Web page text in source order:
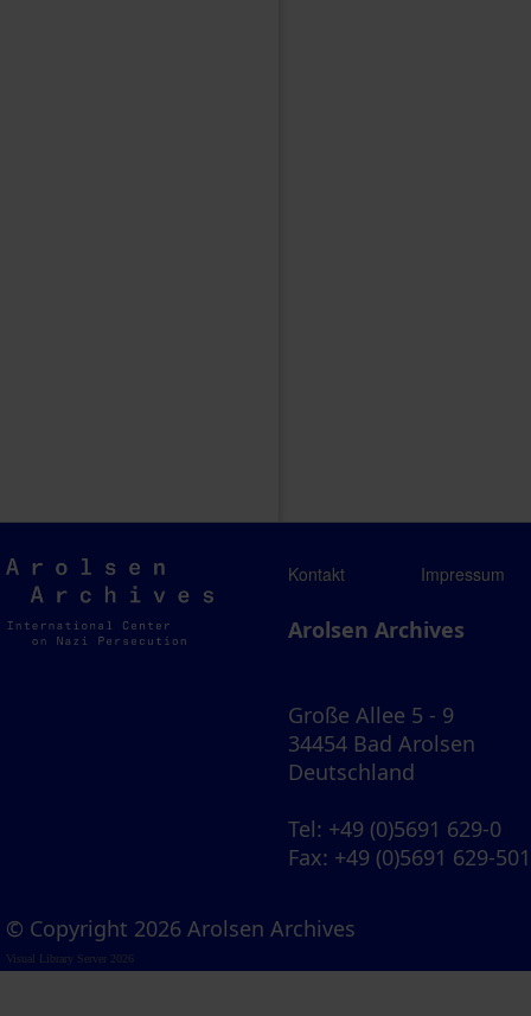
Arolsen
Archives
Kontakt Impressum
Arolsen Archives
Große Allee 5 - 9
34454 Bad Arolsen
Deutschland
Tel: +49 (0)5691 629-0
Fax: +49 (0)5691 629-501
© Copyright 2026 Arolsen Archives
Visual Library Server 2026